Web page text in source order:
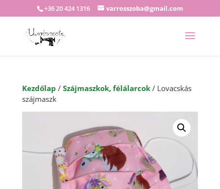
+36 20 424 1316 varrosszoba@gmail.com
Kezdőlap / Szájmaszkok, félálarcok/ Lovacskás
szájmaszk